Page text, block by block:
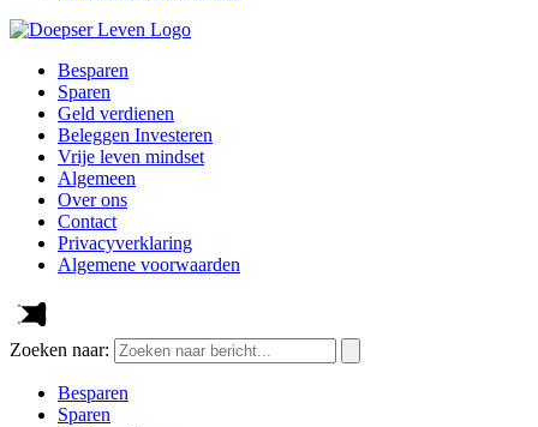
Besparen
Sparen
Geld verdienen
Beleggen Investeren
Vrije leven mindset
Algemeen
Over ons
Contact
Privacyverklaring
Algemene voorwaarden
Zoeken naar:
Besparen
Sparen